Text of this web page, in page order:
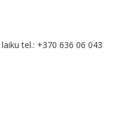
tel.: +370 636 06 043